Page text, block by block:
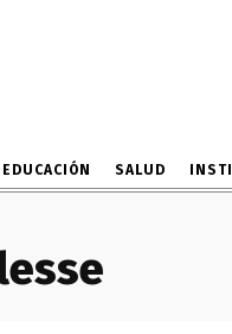
EDUCACIÓN SALUD